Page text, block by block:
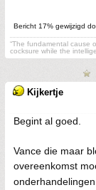
Bericht 17% gewijzigd
“The fundamental cause
cocksure while the
Kijkertje
Begint al goed.
Vance die maar
overeenkomst